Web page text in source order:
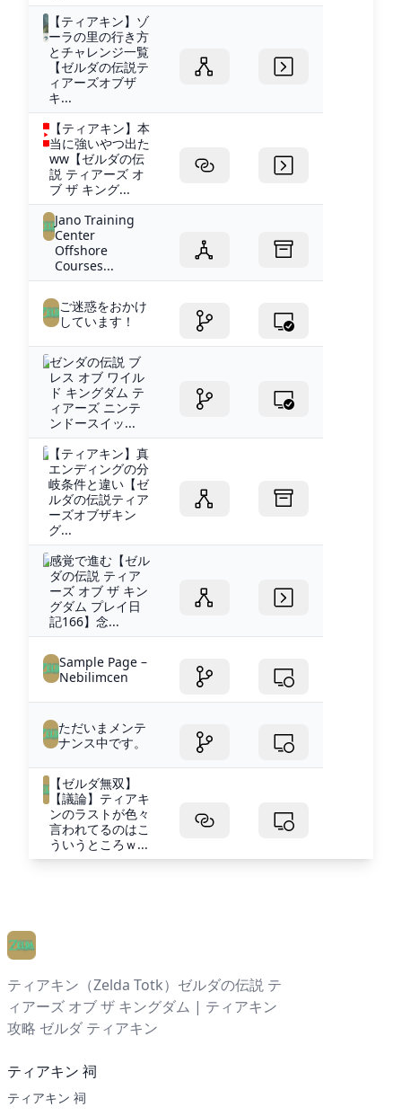
【ティアキン】ゾ
ーラの里の行き方
とチャレンジ一覧
【ゼルダの伝説テ
ィアーズオブザ
キ...
【ティアキン】本
当に強いやつ出た
ww【ゼルダの伝
説 ティアーズ オ
ブ ザ キング...
Jano Training
Center
Offshore
Courses...
ご迷惑をおかけ
しています！
ゼンダの伝説 ブ
レス オブ ワイル
ド キングダム テ
ィアーズ ニンテ
ンドースイッ...
【ティアキン】真
エンディングの分
岐条件と違い【ゼ
ルダの伝説ティア
ーズオブザキン
グ...
感覚で進む【ゼル
ダの伝説 ティア
ーズ オブ ザ キン
グダム プレイ日
記166】念...
Sample Page –
Nebilimcen
ただいまメンテ
ナンス中です。
【ゼルダ無双】
【議論】ティアキ
ンのラストが色々
言われてるのはこ
ういうところｗ...
ティアキン（Zelda Totk）ゼルダの伝説 テ
ィアーズ オブ ザ キングダム | ティアキン
攻略 ゼルダ ティアキン
ティアキン 祠
ティアキン 祠